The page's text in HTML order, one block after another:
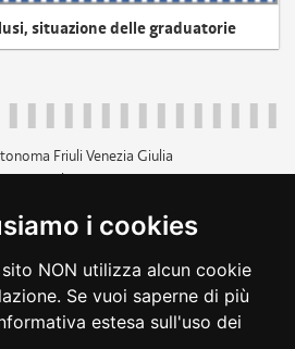
i cookies
NON utilizza alcun cookie
Se vuoi saperne di più
estesa sull'uso dei
situazione delle graduatorie
Friuli Venezia Giulia
p.iva 00526040324
040 3771111
trasparente
accessibilità
dichiarazione di
cambio preferenze cookie